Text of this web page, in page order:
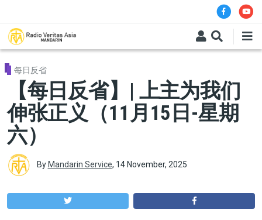
每日反省
【每日反省】| 上主为我们
伸张正义（11月15日-星期
六）
By Mandarin Service, 14 November, 2025